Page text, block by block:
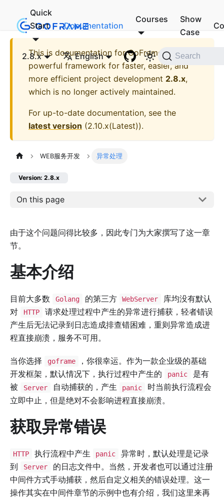
Quick
Start
Documentation
Courses
Show
Case
2.8.x English Search
This is documentation forGoFrame - A
powerful framework for faster, easier, and
more efficient project development 2.8.x,
which is no longer actively maintained.
For up-to-date documentation, see the
latest version (2.10.x(Latest)).
WEB服务开发 异常处理
Version: 2.8.x
On this page
由于这个问题问得比较多，因此专门为大家撰写了这一章
节。
基本介绍
目前大多数 Golang 的第三方 WebServer
库均没有默认
对
HTTP
请求处理过程中产生的异常进行捕获，轻者错误
产生后无法记录到日志造成排查错困难，重则异常造成进
程直接崩溃，服务不可用。
当你选择 goframe
，你很幸运。作为一款企业级的基础
开发框架，默认情况下，执行过程中产生的
panic
是有
被
Server 自动捕获的，产生 panic
时当前执行流程会
立即中止，但是绝对不会影响进程直接崩溃。
获取异常错误
HTTP 执行流程中产生 panic
异常时，默认处理是记录
到
Server
的日志文件中。当然，开发者也可以通过注册
中间件方式手动捕获，然后自定义相关的错误处理。这一
操作其实在中间件章节的示例中也有介绍，我们这里来再